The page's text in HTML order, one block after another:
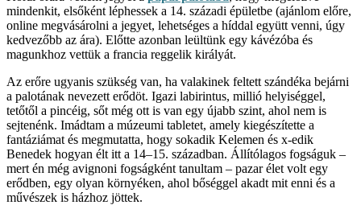
mindenkit, elsőként léphessek a 14. századi épületbe (ajánlom előre,
online megvásárolni a jegyet, lehetséges a híddal együtt venni, úgy
kedvezőbb az ára). Előtte azonban leültünk egy kávézóba és
magunkhoz vettük a francia reggelik királyát.
Az erőre ugyanis szükség van, ha valakinek feltett szándéka bejárni
a palotának nevezett erődöt. Igazi labirintus, millió helyiséggel,
tetőtől a pincéig, sőt még ott is van egy újabb szint, ahol nem is
sejtenénk. Imádtam a múzeumi tabletet, amely kiegészítette a
fantáziámat és megmutatta, hogy sokadik Kelemen és x-edik
Benedek hogyan élt itt a 14–15. században. Állítólagos fogságuk –
mert én még avignoni fogságként tanultam – pazar élet volt egy
erődben, egy olyan környéken, ahol bőséggel akadt mit enni és a
művészek is házhoz jöttek.